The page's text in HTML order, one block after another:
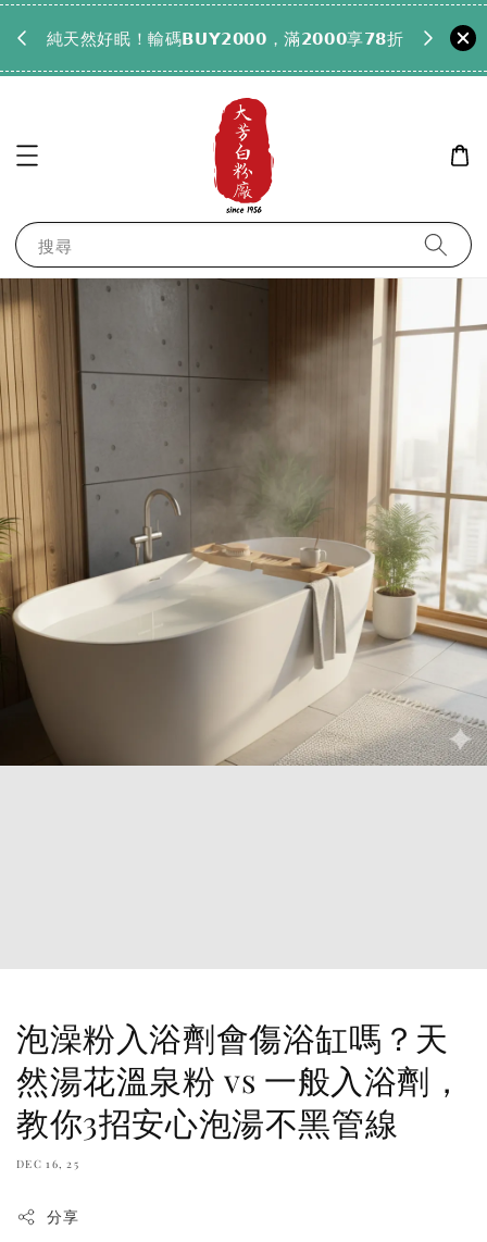
純天然好眠！輸碼𝗕𝗨𝗬𝟮𝟬𝟬𝟬，滿𝟮𝟬𝟬𝟬享𝟳𝟴折
搜尋
泡澡粉入浴劑會傷浴缸嗎？天
然湯花溫泉粉 vs 一般入浴劑，
教你3招安心泡湯不黑管線
DEC 16, 25
分享